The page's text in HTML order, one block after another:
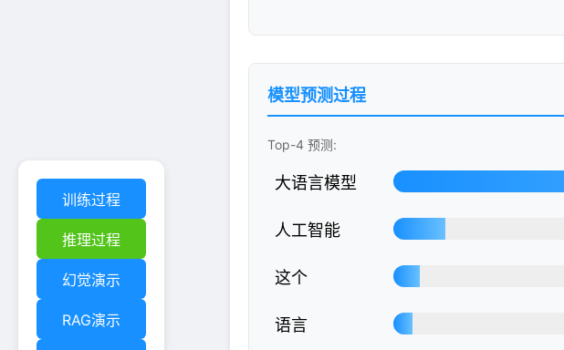
训练过程
推理过程
幻觉演示
RAG演示
模型预测过程
Top-4 预测:
大语言模型
人工智能
这个
语言